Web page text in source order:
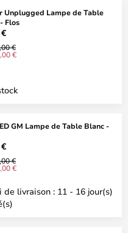
Unplugged Lampe de Table
Flos
€
€
GM Lampe de Table Blanc -
€
€
de livraison : 11 - 16 jour(s)